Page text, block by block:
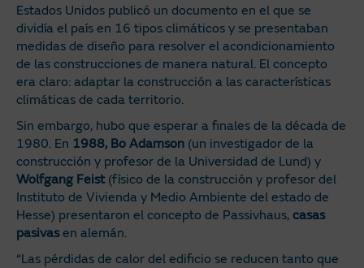
Estados Unidos publicó un documento en el que se
dividía el país en 16 tipos climáticos y se presentaban
medidas de diseño para resolver el acondicionamiento
de las construcciones de manera natural. El concepto
era claro: adaptar la construcción a las características
climáticas de cada territorio.
Sin embargo, hubo que esperar a finales de la década de
1980. En 1988, Bo Adamson (un investigador de la
construcción y profesor de la Universidad de Lund) y
Wolfgang Feist (físico de la construcción y profesor del
Instituto de Vivienda y Medio Ambiente del estado de
Hesse) presentaron el concepto de Passivhaus, casas
pasivasen alemán.
“Las pérdidas de calor del edificio se reducen tanto que